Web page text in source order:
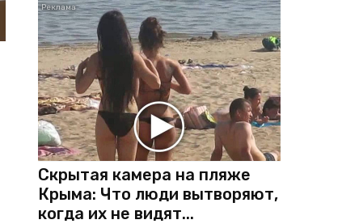
Скрытая камера на пляже
Крыма: Что люди вытворяют,
когда их не видят...